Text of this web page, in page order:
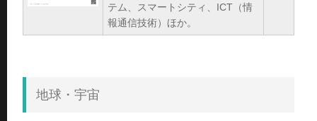
テム、スマートシティ、ICT（情
報通信技術）ほか。
地球・宇宙